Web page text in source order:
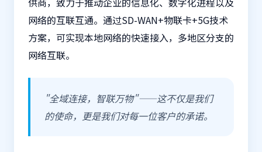
网络的互联互通。通过SD-WAN+物联卡+5G技术
方案，可实现本地网络的快速接入，多地区分支的
网络互联。
"全域连接，智联万物"——这不仅是我们
的使命，更是我们对每一位客户的承诺。